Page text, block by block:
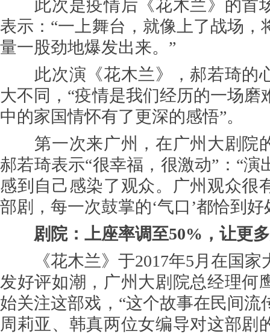
此次是疫情后《花木兰》的首
表示：“一上舞台，就像上了战场，
量一股劲地爆发出来。”
此次演《花木兰》，郝若琦的
大不同，“疫情是我们经历的一场磨
中的家国情怀有了更深的感悟”。
第一次来广州，在广州大剧院
郝若琦表示“很幸福，很激动”：“演
感到自己感染了观众。广州观众很
部剧，每一次鼓掌的‘气口’都恰到好
剧院：上座率调至50%，让更
《花木兰》于2017年5月在国家
发好评如潮，广州大剧院总经理何
始关注这部戏，“这个故事在民间流
周莉亚、韩真两位女编导对这部剧